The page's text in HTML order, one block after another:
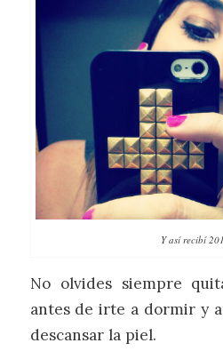
Y así recibí
No olvides siempre
antes de irte a dormir y
descansar la piel.